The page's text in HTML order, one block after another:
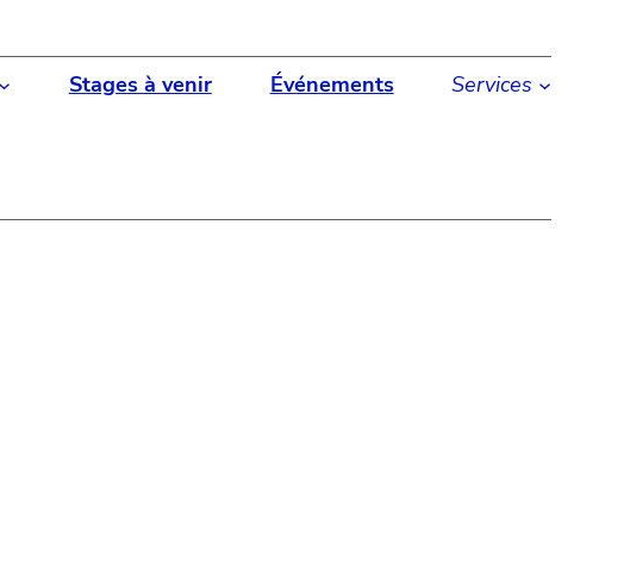
Stages à venir Événements Services